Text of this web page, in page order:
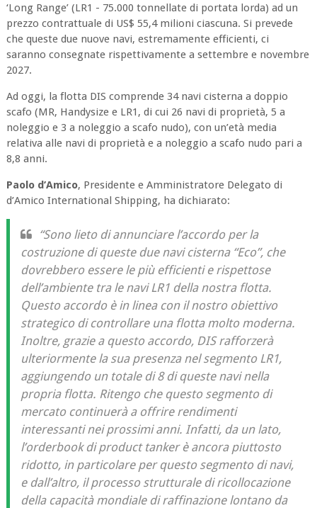
‘Long Range’ (LR1 - 75.000 tonnellate di portata lorda) ad un
prezzo contrattuale di US$ 55,4 milioni ciascuna. Si prevede
che queste due nuove navi, estremamente efficienti, ci
saranno consegnate rispettivamente a settembre e novembre
2027.
Ad oggi, la flotta DIS comprende 34 navi cisterna a doppio
scafo (MR, Handysize e LR1, di cui 26 navi di proprietà, 5 a
noleggio e 3 a noleggio a scafo nudo), con un’età media
relativa alle navi di proprietà e a noleggio a scafo nudo pari a
8,8 anni.
Paolo d’Amico, Presidente e Amministratore Delegato di
d’Amico International Shipping, ha dichiarato:
“Sono lieto di annunciare l’accordo per la
costruzione di queste due navi cisterna “Eco”, che
dovrebbero essere le più efficienti e rispettose
dell’ambiente tra le navi LR1 della nostra flotta.
Questo accordo è in linea con il nostro obiettivo
strategico di controllare una flotta molto moderna.
Inoltre, grazie a questo accordo, DIS rafforzerà
ulteriormente la sua presenza nel segmento LR1,
aggiungendo un totale di 8 di queste navi nella
propria flotta. Ritengo che questo segmento di
mercato continuerà a offrire rendimenti
interessanti nei prossimi anni. Infatti, da un lato,
l’orderbook di product tanker è ancora piuttosto
ridotto, in particolare per questo segmento di navi,
e dall’altro, il processo strutturale di ricollocazione
della capacità mondiale di raffinazione lontano da